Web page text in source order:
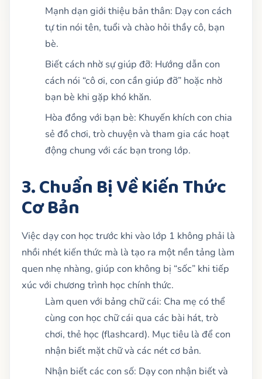
Mạnh dạn giới thiệu bản thân: Dạy con cách
tự tin nói tên, tuổi và chào hỏi thầy cô, bạn
bè.
Biết cách nhờ sự giúp đỡ: Hướng dẫn con
cách nói “cô ơi, con cần giúp đỡ” hoặc nhờ
bạn bè khi gặp khó khăn.
Hòa đồng với bạn bè: Khuyến khích con chia
sẻ đồ chơi, trò chuyện và tham gia các hoạt
động chung với các bạn trong lớp.
3. Chuẩn Bị Về Kiến Thức
Cơ Bản
Việc dạy con học trước khi vào lớp 1 không phải là
nhồi nhét kiến thức mà là tạo ra một nền tảng làm
quen nhẹ nhàng, giúp con không bị “sốc” khi tiếp
xúc với chương trình học chính thức.
Làm quen với bảng chữ cái: Cha mẹ có thể
cùng con học chữ cái qua các bài hát, trò
chơi, thẻ học (flashcard). Mục tiêu là để con
nhận biết mặt chữ và các nét cơ bản.
Nhận biết các con số: Dạy con nhận biết và